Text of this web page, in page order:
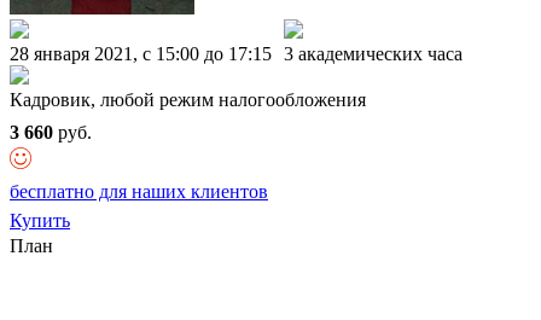
28 января 2021, c 15:00 до 17:15 3 академических часа
Кадровик, любой режим налогообложения
3 660 руб.
бесплатно для наших клиентов
Купить
План